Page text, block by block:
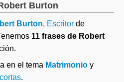
Burton
Burton, Escritor de
11 frases de Robert
en el tema Matrimonio y
.